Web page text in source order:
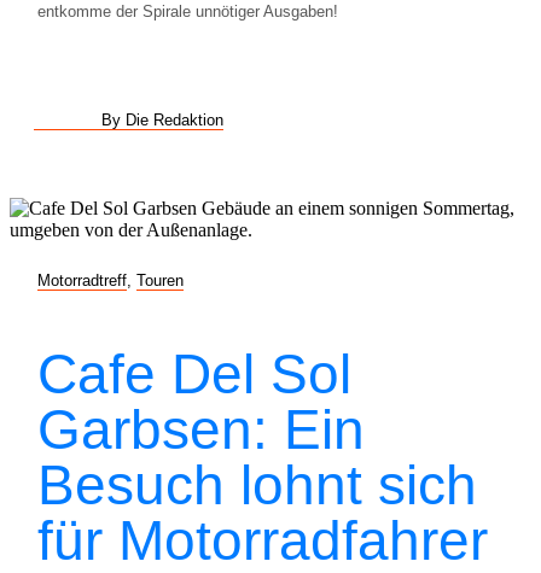
entkomme der Spirale unnötiger Ausgaben!
By Die Redaktion
Motorradtreff Touren
Cafe Del Sol
Garbsen: Ein
Besuch lohnt sich
für Motorradfahrer